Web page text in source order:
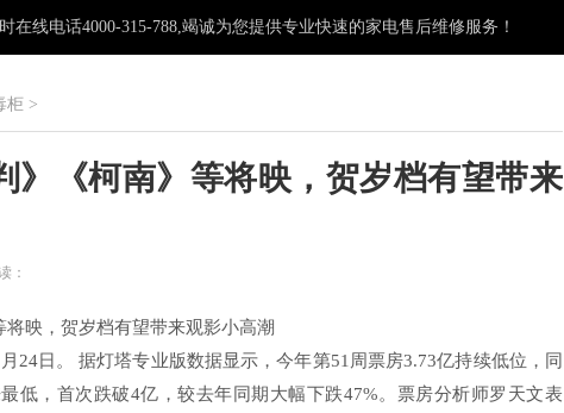
在线电话4000-315-788,竭诚为您提供专业快速的家电售后维修服务！
柜 >
》《柯南》等将映，贺岁档有望带来
：
将映，贺岁档有望带来观影小高潮
24日。 据灯塔专业版数据显示，今年第51周票房3.73亿持续低位，同
低，首次跌破4亿，较去年同期大幅下跌47%。票房分析师罗天文表